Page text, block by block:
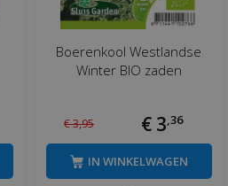
Boerenkool Westlandse
Winter BIO zaden
€3,95 € 3,36
IN WINKELWAGEN